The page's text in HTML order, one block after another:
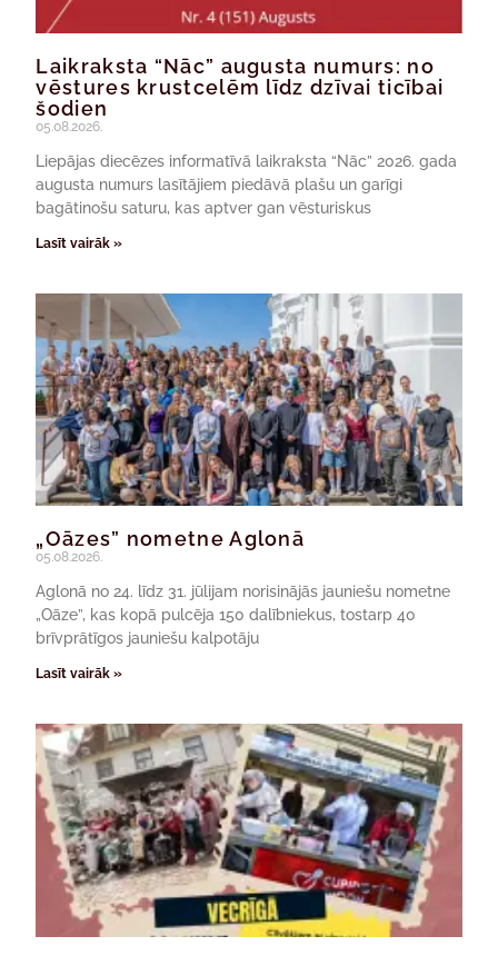
Laikraksta “Nāc” augusta numurs: no
vēstures krustcelēm līdz dzīvai ticībai
šodien
05.08.2026.
Liepājas diecēzes informatīvā laikraksta “Nāc” 2026. gada
augusta numurs lasītājiem piedāvā plašu un garīgi
bagātinošu saturu, kas aptver gan vēsturiskus
Lasīt vairāk »
„Oāzes” nometne Aglonā
05.08.2026.
Aglonā no 24. līdz 31. jūlijam norisinājās jauniešu nometne
„Oāze”, kas kopā pulcēja 150 dalībniekus, tostarp 40
brīvprātīgos jauniešu kalpotāju
Lasīt vairāk »